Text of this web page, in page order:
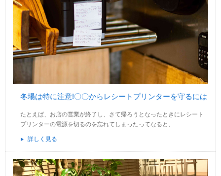
冬場は特に注意!〇〇からレシートプリンターを守るには
たとえば、お店の営業が終了し、さて帰ろうとなったときにレシート
プリンターの電源を切るのを忘れてしまったってなると、
詳しく見る